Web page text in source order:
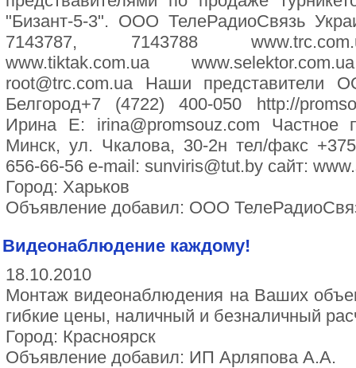
"Бизант-5-3". ООО ТелеРадиоСвязь
7143787, 7143788
www.tiktak.com.ua
root@trc.com.ua Наши
Белгород+7 (4722) 400-050 http://
Ирина Е: irina@promsouz.com Частное
Минск, ул. Чкалова, 30-2н тел/факс
656-66-56 e-mail: sunviris@tut.by сайт:
Город: Харьков
Объявление добавил: ООО
Видеонаблюдение каждому!
18.10.2010
Монтаж видеонаблюдения на Ваших
гибкие цены, наличный и безналичный
Город: Красноярск
Объявление добавил: ИП Арляпова А.А.